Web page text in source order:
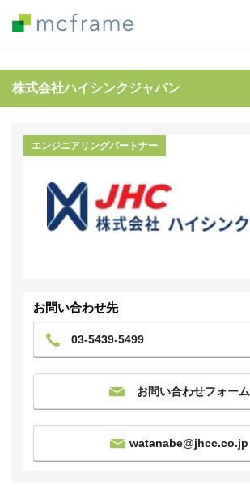
株式会社ハイシンクジャパン
エンジニアリングパートナー
お問い合わせ先
03-5439-5499
お問い合わせフォーム
watanabe@jhcc.co.jp